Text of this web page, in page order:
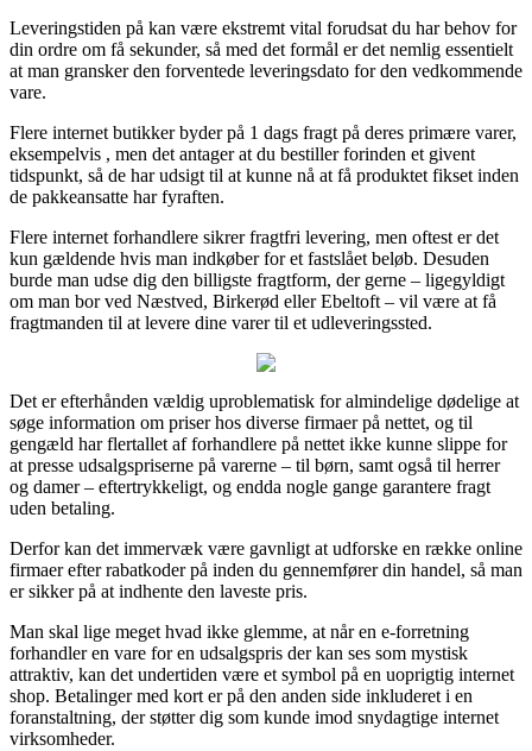
Leveringstiden på kan være ekstremt vital forudsat du har behov for
din ordre om få sekunder, så med det formål er det nemlig essentielt
at man gransker den forventede leveringsdato for den vedkommende
vare.
Flere internet butikker byder på 1 dags fragt på deres primære varer,
eksempelvis , men det antager at du bestiller forinden et givent
tidspunkt, så de har udsigt til at kunne nå at få produktet fikset inden
de pakkeansatte har fyraften.
Flere internet forhandlere sikrer fragtfri levering, men oftest er det
kun gældende hvis man indkøber for et fastslået beløb. Desuden
burde man udse dig den billigste fragtform, der gerne – ligegyldigt
om man bor ved Næstved, Birkerød eller Ebeltoft – vil være at få
fragtmanden til at levere dine varer til et udleveringssted.
Det er efterhånden vældig uproblematisk for almindelige dødelige at
søge information om priser hos diverse firmaer på nettet, og til
gengæld har flertallet af forhandlere på nettet ikke kunne slippe for
at presse udsalgspriserne på varerne – til børn, samt også til herrer
og damer – eftertrykkeligt, og endda nogle gange garantere fragt
uden betaling.
Derfor kan det immervæk være gavnligt at udforske en række online
firmaer efter rabatkoder på inden du gennemfører din handel, så man
er sikker på at indhente den laveste pris.
Man skal lige meget hvad ikke glemme, at når en e-forretning
forhandler en vare for en udsalgspris der kan ses som mystisk
attraktiv, kan det undertiden være et symbol på en uoprigtig internet
shop. Betalinger med kort er på den anden side inkluderet i en
foranstaltning, der støtter dig som kunde imod snydagtige internet
virksomheder.